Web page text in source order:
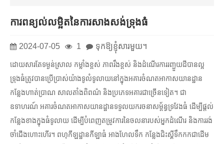
ការពន្យល់លម្អិតនៃការសាងសង់ទ្រុងធំ
2024-07-05 1 ទុកឱ្យខ្ញុំសារមួយ។
ដោយសារតែទម្ងន់ស្រាល កម្លាំងខ្ពស់ ភាពរឹងខ្ពស់ និងដំណើរការរញ្ជួយដីបានល្អ
ទ្រុងធំត្រូវបានប្រើប្រាស់យ៉ាងទូលំទូលាយនៅក្នុងអគារចំណតអាកាសយានដ្ឋាន
កន្លែងហាត់ប្រាណ សាលតាំងពិពណ៌ និងប្រភេទអគារជាច្រើនទៀត។ ជា
ឧទាហរណ៍ អគារចំណតអាកាសយានដ្ឋានទទួលយករចនាសម្ព័ន្ធទ្រវែងធំ ដើម្បីផ្តល់
កន្លែងខាងក្នុងធំទូលាយ ដើម្បីបំពេញតម្រូវការនៃចលនារបស់អ្នកដំណើរ និងការរង់
ចាំជើងហោះហើរ។ ពហុកីឡដ្ឋានកីឡាធំ អាងហែលទឹក កន្លែងជិះស្គីទឹកកកជាដើម